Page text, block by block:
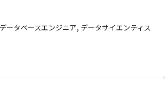
ータベースエンジニア, データサイエンティス